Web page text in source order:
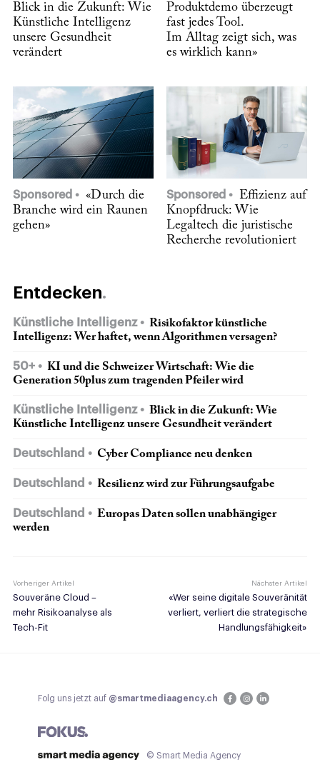
Blick in die Zukunft: Wie
Künstliche Intelligenz
unsere Gesundheit
verändert
Produktdemo überzeugt
fast jedes Tool.
Im Alltag zeigt sich, was
es wirklich kann»
Sponsored
«Durch die
Branche wird ein Raunen
gehen»
Sponsored
Effizienz auf
Knopfdruck: Wie
Legaltech die juristische
Recherche revolutioniert
Entdecken
Künstliche Intelligenz
Risikofaktor künstliche
Intelligenz: Wer haftet, wenn Algorithmen versagen?
50+
KI und die Schweizer Wirtschaft: Wie die
Generation 50plus zum tragenden Pfeiler wird
Künstliche Intelligenz
Blick in die Zukunft: Wie
Künstliche Intelligenz unsere Gesundheit verändert
Deutschland Cyber Compliance neu denken
Deutschland Resilienz wird zur Führungsaufgabe
Deutschland
Europas Daten sollen unabhängiger
werden
Vorheriger Artikel
Souveräne Cloud –
mehr Risikoanalyse als
Tech-Fit
Nächster Artikel
«Wer seine digitale Souveränität
verliert, verliert die strategische
Handlungsfähigkeit»
Folg uns jetzt auf @smartmediaagency.ch
© Smart Media Agency